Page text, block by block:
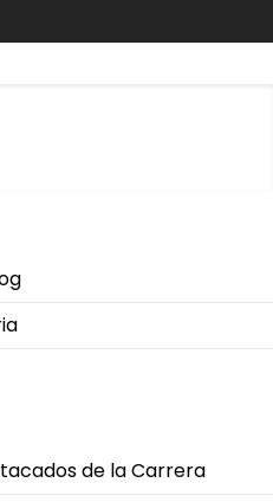
de la Carrera